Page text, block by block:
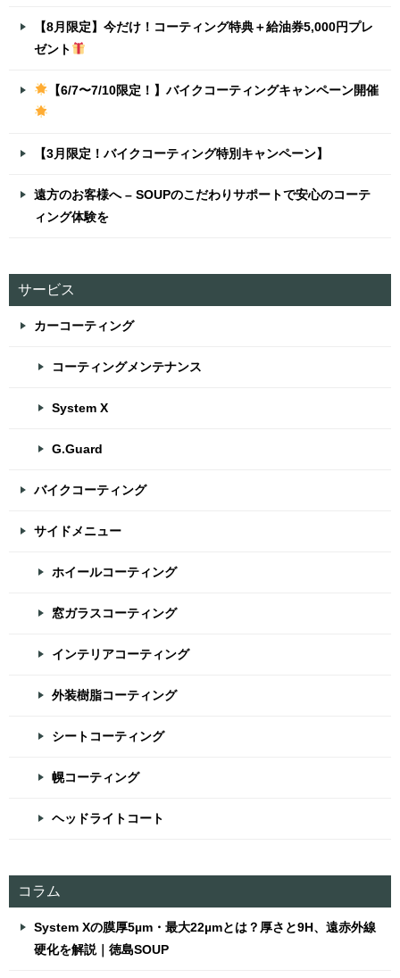
【8月限定】今だけ！コーティング特典＋給油券5,000円プレ
ゼント
【6/7〜7/10限定！】バイクコーティングキャンペーン開催
【3月限定！バイクコーティング特別キャンペーン】
遠方のお客様へ – SOUPのこだわりサポートで安心のコーテ
ィング体験を
サービス
カーコーティング
コーティングメンテナンス
System X
G.Guard
バイクコーティング
サイドメニュー
ホイールコーティング
窓ガラスコーティング
インテリアコーティング
外装樹脂コーティング
シートコーティング
幌コーティング
ヘッドライトコート
コラム
System Xの膜厚5µm・最大22µmとは？厚さと9H、遠赤外線
硬化を解説｜徳島SOUP